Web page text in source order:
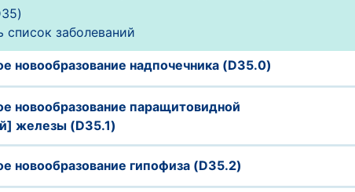
список заболеваний
новообразование надпочечника (D35.0)
новообразование паращитовидной
железы (D35.1)
новообразование гипофиза (D35.2)